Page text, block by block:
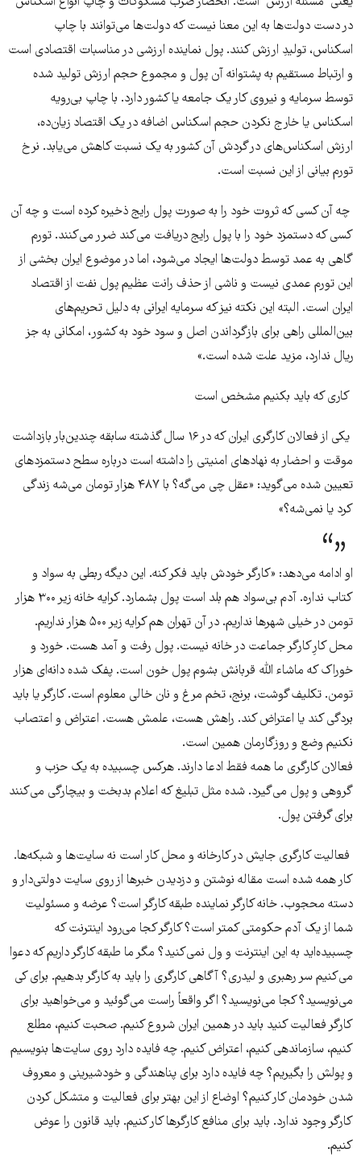
در دست دولت‌ها به این معنا نیست که دولت‌ها می‌توانند با چاپ
اسکناس، تولیدِ ارزش کنند. پول نماینده ارزشی در مناسبات اقتصادی است
و ارتباط مستقیم به پشتوانه آن پول و مجموع حجم ارزش تولید شده
توسط سرمایه و نیروی کار یک جامعه یا کشور دارد. با چاپ بی‌رویه
اسکناس یا خارج نکردن حجم اسکناس اضافه در یک اقتصاد زیان‌ده،
ارزش اسکناس‌های در گردش آن کشور به یک نسبت کاهش می‌یابد. نرخ
تورم بیانی از این نسبت است.
چه آن کسی که ثروت خود را به صورت پول رایج ذخیره کرده است و چه آن
کسی که دستمزد خود را با پول رایج دریافت می‌کند ضرر می‌کنند. تورم
گاهی به عمد توسط دولت‌ها ایجاد می‌شود، اما در موضوع ایران بخشی از
این تورم عمدی نیست و ناشی از حذف رانت عظیم پول نفت از اقتصاد
ایران است. البته این نکته نیز که سرمایه ایرانی به دلیل تحریم‌های
بین‌المللی راهی برای بازگرداندن اصل و سود خود به کشور، امکانی به جز
ریال ندارد، مزید علت شده است.»
کاری که باید بکنیم مشخص است
یکی از فعالان کارگری ایران که در ۱۶ سال گذشته سابقه چندین‌بار بازداشت
موقت و احضار به نهادهای امنیتی را داشته است درباره سطح دستمزدهای
تعیین شده می‌گوید: «عقل چی می‌گه؟ با ۴۸۷ هزار تومان می‌شه زندگی
کرد یا نمی‌شه؟»
او ادامه می‌دهد: «کارگر خودش باید فکر کنه. این دیگه ربطی به سواد و
کتاب نداره. آدم بی‌سواد هم بلد است پول بشمارد. کرایه خانه زیر ۳۰۰ هزار
تومن در خیلی شهرها نداریم. در آن تهران هم کرایه زیر ۵۰۰ هزار نداریم.
محل کارِ کارگر جماعت در خانه نیست. پول رفت و آمد هست. خورد و
خوراک که ماشاء الله قربانش بشوم پول خون است. پفک شده دانه‌ای هزار
تومن. تکلیف گوشت، برنج، تخم مرغ و نان خالی معلوم است. کارگر یا باید
بردگی کند یا اعتراض کند. راهش هست، علمش هست. اعتراض و اعتصاب
نکنیم وضع و روزگارمان همین است.
فعالان کارگری ما همه فقط ادعا دارند. هرکس چسبیده به یک حزب و
گروهی و پول می‌گیرد. شده مثل تبلیغ که اعلام بدبخت و بیچارگی می‌کنند
برای گرفتن پول.
فعالیت کارگری جایش در کارخانه و محل کار است نه سایت‌ها و شبکه‌ها.
کار همه شده است مقاله نوشتن و دزدیدن خبرها از روی سایت دولتی‌دار و
دسته محجوب. خانه کارگر نماینده طبقه کارگر است؟ عرضه و مسئولیت
شما از یک آدم حکومتی کمتر است؟ کارگر کجا می‌رود اینترنت که
چسبیده‌اید به این اینترنت و ول نمی‌کنید؟ مگر ما طبقه کارگر داریم که دعوا
می‌کنیم سر رهبری و لیدری؟ آگاهی کارگری را باید به کارگر بدهیم. برای کی
می‌نویسید؟ کجا می‌نویسید؟ اگر واقعاً راست می‌گوئید و می‌خواهید برای
کارگر فعالیت کنید باید در همین ایران شروع کنیم. صحبت کنیم، مطلع
کنیم، سازماندهی کنیم، اعتراض کنیم. چه فایده دارد روی سایت‌ها بنویسیم
و پولش را بگیریم؟ چه فایده دارد برای پناهندگی و خودشیرینی و معروف
شدن خودمان کار کنیم؟ اوضاع از این بهتر برای فعالیت و متشکل کردن
کارگر وجود ندارد. باید برای منافع کارگرها کار کنیم. باید قانون را عوض
کنیم.